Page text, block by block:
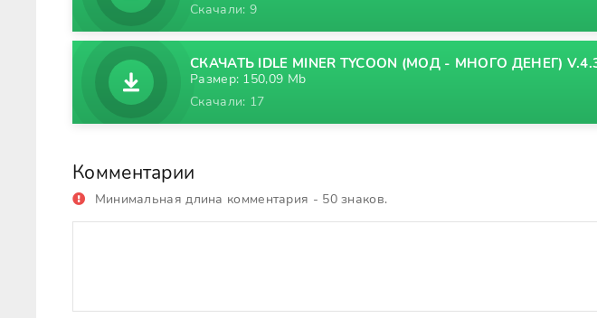
Скачали: 9
СКАЧАТЬ IDLE MINER TYCOON (МОД - МНОГО ДЕНЕГ)
Размер: 150,09 Mb
Скачали: 17
Комментарии
Минимальная длина комментария - 50 знаков.